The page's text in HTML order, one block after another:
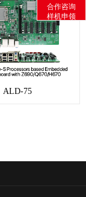
ALD-75
合作咨询
样机申领